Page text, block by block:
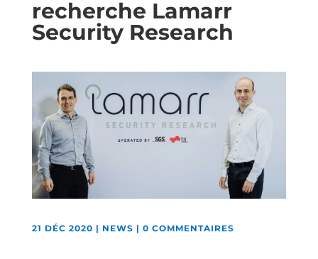
recherche Lamarr
Security Research
21 DÉC 2020 | NEWS | 0 COMMENTAIRES